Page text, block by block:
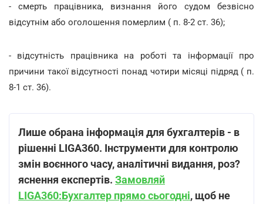
- смерть працівника, визнання його судом безвісно
відсутнім або оголошення померлим ( п. 8-2 ст. 36);
- відсутність працівника на роботі та інформації про
причини такої відсутності понад чотири місяці підряд ( п.
8-1 ст. 36).
Лише обрана інформація для бухгалтерів - в
рішенні LIGA360. Інструменти для контролю
змін воєнного часу, аналітичні видання, роз?
яснення експертів. Замовляй
LIGA360:Бухгалтер прямо сьогодні, щоб не